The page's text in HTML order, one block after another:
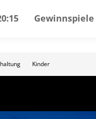
Gewinnspiele
Kinder